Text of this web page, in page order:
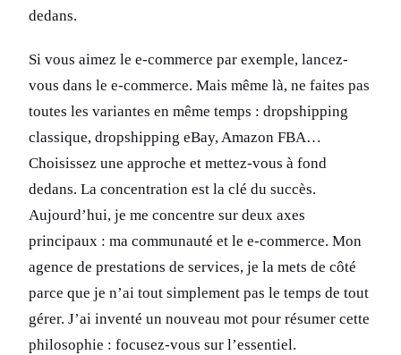
dedans.
Si vous aimez le e-commerce par exemple, lancez-
vous dans le e-commerce. Mais même là, ne faites pas
toutes les variantes en même temps : dropshipping
classique, dropshipping eBay, Amazon FBA…
Choisissez une approche et mettez-vous à fond
dedans. La concentration est la clé du succès.
Aujourd’hui, je me concentre sur deux axes
principaux : ma communauté et le e-commerce. Mon
agence de prestations de services, je la mets de côté
parce que je n’ai tout simplement pas le temps de tout
gérer. J’ai inventé un nouveau mot pour résumer cette
philosophie : focusez-vous sur l’essentiel.